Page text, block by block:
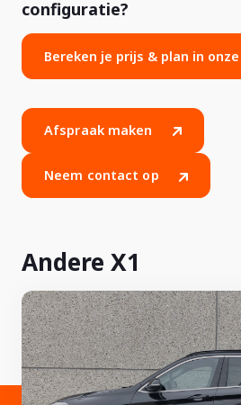
configuratie?
Bereken je prijs & plan in
Afspraak maken
Neem contact op
Andere X1